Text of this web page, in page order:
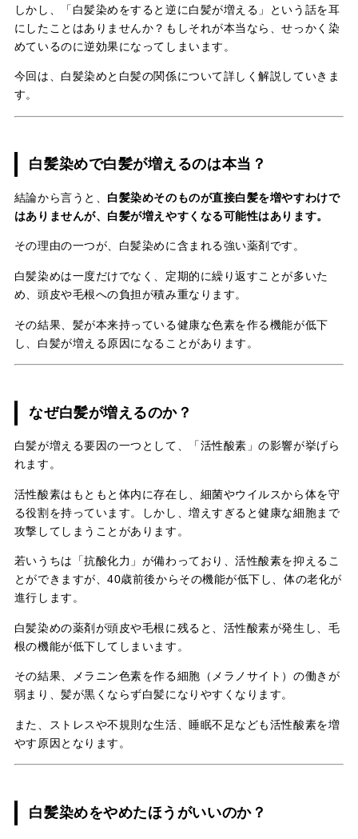
しかし、「白髪染めをすると逆に白髪が増える」という話を耳
にしたことはありませんか？もしそれが本当なら、せっかく染
めているのに逆効果になってしまいます。
今回は、白髪染めと白髪の関係について詳しく解説していきま
す。
白髪染めで白髪が増えるのは本当？
結論から言うと、 白髪染めそのものが直接白髪を増やすわけで
はありませんが、白髪が増えやすくなる可能性はあります。
その理由の一つが、白髪染めに含まれる強い薬剤です。
白髪染めは一度だけでなく、定期的に繰り返すことが多いた
め、頭皮や毛根への負担が積み重なります。
その結果、髪が本来持っている健康な色素を作る機能が低下
し、白髪が増える原因になることがあります。
なぜ白髪が増えるのか？
白髪が増える要因の一つとして、「活性酸素」の影響が挙げら
れます。
活性酸素はもともと体内に存在し、細菌やウイルスから体を守
る役割を持っています。しかし、増えすぎると健康な細胞まで
攻撃してしまうことがあります。
若いうちは「抗酸化力」が備わっており、活性酸素を抑えるこ
とができますが、40歳前後からその機能が低下し、体の老化が
進行します。
白髪染めの薬剤が頭皮や毛根に残ると、活性酸素が発生し、毛
根の機能が低下してしまいます。
その結果、メラニン色素を作る細胞（メラノサイト）の働きが
弱まり、髪が黒くならず白髪になりやすくなります。
また、ストレスや不規則な生活、睡眠不足なども活性酸素を増
やす原因となります。
白髪染めをやめたほうがいいのか？